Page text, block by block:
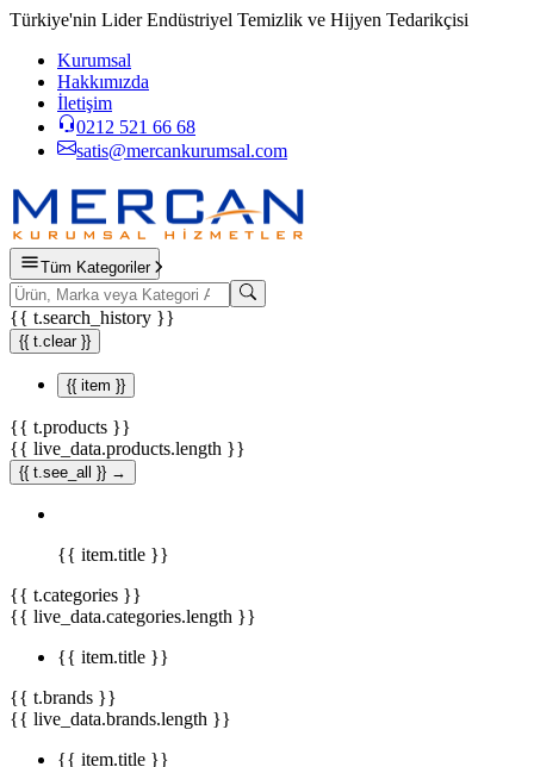
Türkiye'nin Lider Endüstriyel Temizlik ve Hijyen Tedarikçisi
Kurumsal
Hakkımızda
İletişim
0212 521 66 68
satis@mercankurumsal.com
Tüm Kategoriler
{{ t.search_history }}
{{ t.clear }}
{{ item }}
{{ t.products }}
{{ live_data.products.length }}
{{ t.see_all }} →
{{ item.title }}
{{ t.categories }}
{{ live_data.categories.length }}
{{ item.title }}
{{ t.brands }}
{{ live_data.brands.length }}
{{ item.title }}